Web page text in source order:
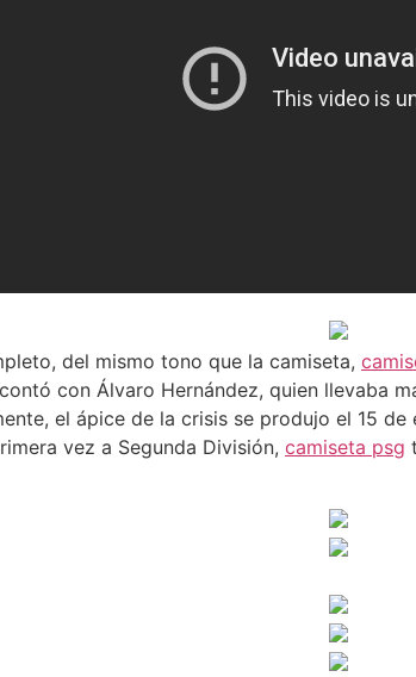
del mismo tono que la camiseta,
con Álvaro Hernández, quien llevaba
el ápice de la crisis se produjo el 15
vez a Segunda División, camiseta psg